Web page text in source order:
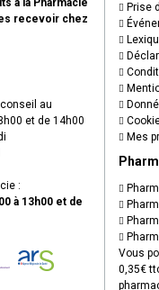
à la Pharmacie
recevoir chez
au
et de 14h00
:
à 13h00 et de
Prise
Mes
Vous
0,35€